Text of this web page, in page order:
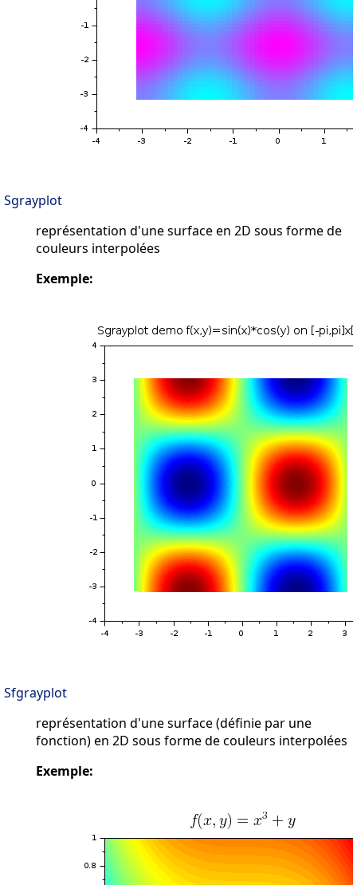
Sgrayplot
représentation d'une surface en 2D sous forme de
couleurs interpolées
Exemple:
Sfgrayplot
représentation d'une surface (définie par une
fonction) en 2D sous forme de couleurs interpolées
Exemple: